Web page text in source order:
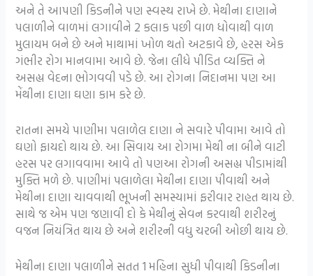
અને તે આપણી કિડનીને પણ સ્વસ્થ રાખે છે. મેથીના દાણાને
પલાળીને વાળમાં લગાવીને 2 કલાક પછી વાળ ધોવાથી વાળ
મુલાયમ બને છે અને માથામાં ખોળ થતો અટકાવે છે, હરસ એક
ગંભીર રોગ માનવામા આવે છે. જેના લીધે પીડિત વ્યક્તિ ને
અસહ્ય વેદના ભોગવવી પડે છે. આ રોગના નિદાનમા પણ આ
મેંથીના દાણા ઘણા કામ કરે છે.
રાતના સમયે પાણીમા પલાળેલ દાણા ને સવારે પીવામા આવે તો
ઘણો ફાયદો થાય છે. આ સિવાય આ રોગમા મેથી ના બીને વાટી
હરસ પર લગાવવામા આવે તો પણઆ રોગની અસહ્ય પીડામાંથી
મુક્તિ મળે છે. પાણીમાં પલાળેલા મેથીના દાણા પીવાથી અને
મેથીના દાણા ચાવવાથી ભૂખની સમસ્યામાં ફરીવાર રાહત થાય છે.
સાથે જ એમ પણ જણાવી દો કે મેથીનું સેવન કરવાથી શરીરનું
વજન નિયંત્રિત થાય છે અને શરીરની વધુ ચરબી ઓછી થાય છે.
મેથીના દાણા પલાળીને સતત 1 મહિના સુધી પીવાથી કિડનીના